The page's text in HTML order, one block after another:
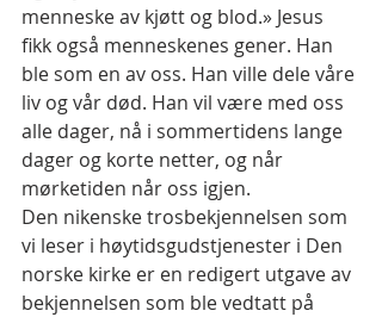
menneske av kjøtt og blod.» Jesus
fikk også menneskenes gener. Han
ble som en av oss. Han ville dele våre
liv og vår død. Han vil være med oss
alle dager, nå i sommertidens lange
dager og korte netter, og når
mørketiden når oss igjen.
Den nikenske trosbekjennelsen som
vi leser i høytidsgudstjenester i Den
norske kirke er en redigert utgave av
bekjennelsen som ble vedtatt på